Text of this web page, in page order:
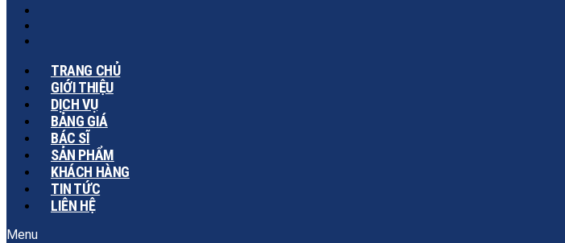
TRANG CHỦ
GIỚI THIỆU
DỊCH VỤ
BẢNG GIÁ
BÁC SĨ
SẢN PHẨM
KHÁCH HÀNG
TIN TỨC
LIÊN HỆ
Menu